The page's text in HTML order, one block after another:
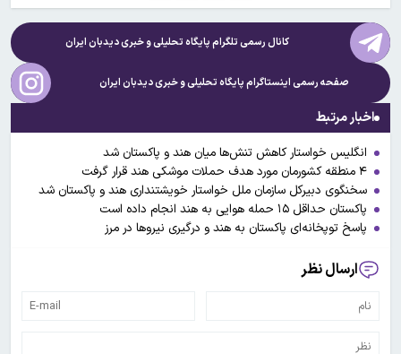
کانال رسمی تلگرام پایگاه تحلیلی و خبریدیدبان ایران
صفحه رسمی اینستاگرام پایگاه تحلیلی و خبریدیدبان ایران
اخبار مرتبط
انگلیس خواستار کاهش تنش‌ها میان هند و پاکستان شد
۴ منطقه کشورمان مورد هدف حملات موشکی هند قرار گرفت
سخنگوی دبیرکل سازمان ملل خواستار خویشتنداری هند و پاکستان شد
پاکستان حداقل ۱۵ حمله هوایی به هند انجام داده است
پاسخ توپخانه‌ای پاکستان به هند و درگیری نیروها در مرز
ارسال نظر